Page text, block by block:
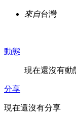
來自台灣
動態
現在還沒有動
分享
現在還沒有分享